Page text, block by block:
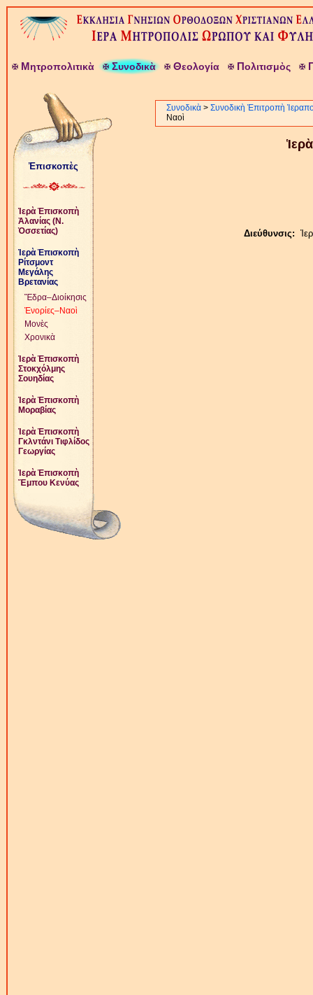
Μητροπολιτικὰ Συνοδικὰ Θεολογία Πολιτισμὸς
Ἐπισκοπὲς
Ἱερὰ Ἐπισκοπὴ
Ἀλανίας (Ν.
Ὀσσετίας)
Ἱερὰ Ἐπισκοπὴ
Ρίτσμοντ
Μεγάλης
Βρετανίας
Ἕδρα–Διοίκησις
Ἐνορίες–Ναοὶ
Μονὲς
Χρονικὰ
Ἱερὰ Ἐπισκοπὴ
Στοκχόλμης
Σουηδίας
Ἱερὰ Ἐπισκοπὴ
Μοραβίας
Ἱερὰ Ἐπισκοπὴ
Γκλντάνι Τιφλίδος
Γεωργίας
Ἱερὰ Ἐπισκοπὴ
Ἔμπου Κενύας
Συνοδικὰ > Συνοδικὴ Ἐπιτροπὴ
Ναοὶ
Διεύθυνσις: